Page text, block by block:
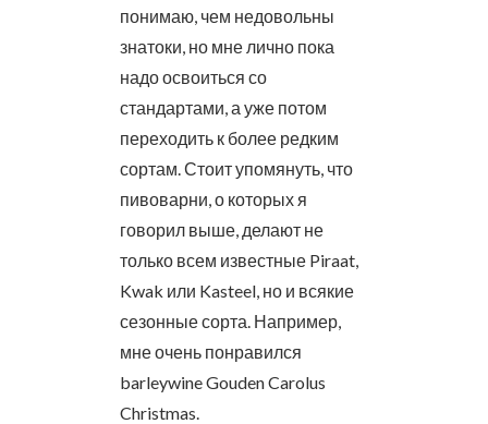
понимаю, чем недовольны
знатоки, но мне лично пока
надо освоиться со
стандартами, а уже потом
переходить к более редким
сортам. Стоит упомянуть, что
пивоварни, о которых я
говорил выше, делают не
только всем известные Piraat,
Kwak или Kasteel, но и всякие
сезонные сорта. Например,
мне очень понравился
barleywine Gouden Carolus
Christmas.